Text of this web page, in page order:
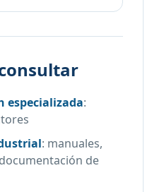
especializada:
: manuales,
de